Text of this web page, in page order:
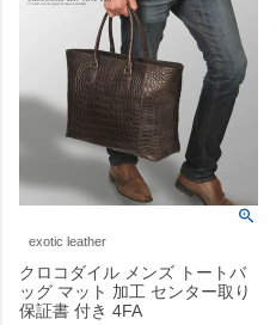
exotic leather
クロコダイル メンズ トートバ
ッグ マット 加工 センター取り
保証書 付き 4FA